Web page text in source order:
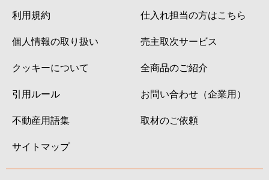
利用規約
個人情報の取り扱い
クッキーについて
引用ルール
不動産用語集
サイトマップ
仕入れ担当の方はこちら
売主取次サービス
全商品のご紹介
お問い合わせ（企業用）
取材のご依頼